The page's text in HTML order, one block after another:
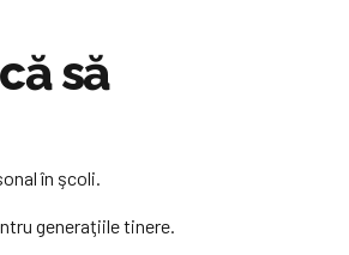
să
în şcoli.
generaţiile tinere.